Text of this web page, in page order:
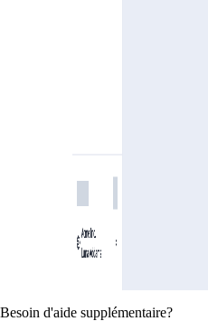
Besoin d'aide supplémentaire?